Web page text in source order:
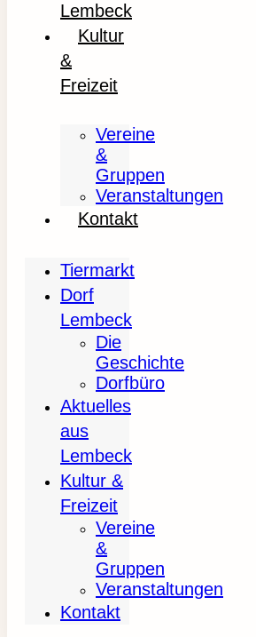
Lembeck
Kultur
&
Freizeit
Vereine
&
Gruppen
Veranstaltungen
Kontakt
Tiermarkt
Dorf
Lembeck
Die
Geschichte
Dorfbüro
Aktuelles
aus
Lembeck
Kultur &
Freizeit
Vereine
&
Gruppen
Veranstaltungen
Kontakt